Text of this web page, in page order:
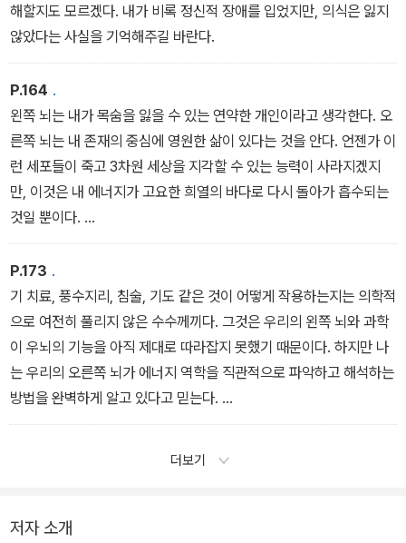
해할지도 모르겠다. 내가 비록 정신적 장애를 입었지만, 의식은 잃지
않았다는 사실을 기억해주길 바란다.
P.164 .
왼쪽 뇌는 내가 목숨을 잃을 수 있는 연약한 개인이라고 생각한다. 오
른쪽 뇌는 내 존재의 중심에 영원한 삶이 있다는 것을 안다. 언젠가 이
런 세포들이 죽고 3차원 세상을 지각할 수 있는 능력이 사라지겠지
만, 이것은 내 에너지가 고요한 희열의 바다로 다시 돌아가 흡수되는
것일 뿐이다.
<열일곱. 지금 여기에서 행복해지는 연습 中>
P.173 .
기 치료, 풍수지리, 침술, 기도 같은 것이 어떻게 작용하는지는 의학적
으로 여전히 풀리지 않은 수수께끼다. 그것은 우리의 왼쪽 뇌와 과학
이 우뇌의 기능을 아직 제대로 따라잡지 못했기 때문이다. 하지만 나
는 우리의 오른쪽 뇌가 에너지 역학을 직관적으로 파악하고 해석하는
방법을 완벽하게 알고 있다고 믿는다.
더보기
저자 소개